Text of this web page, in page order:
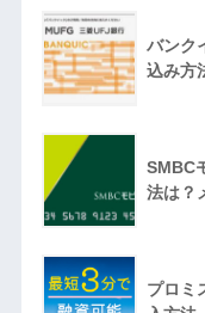
バンク
込み方
SMBC
法は？
プロミ